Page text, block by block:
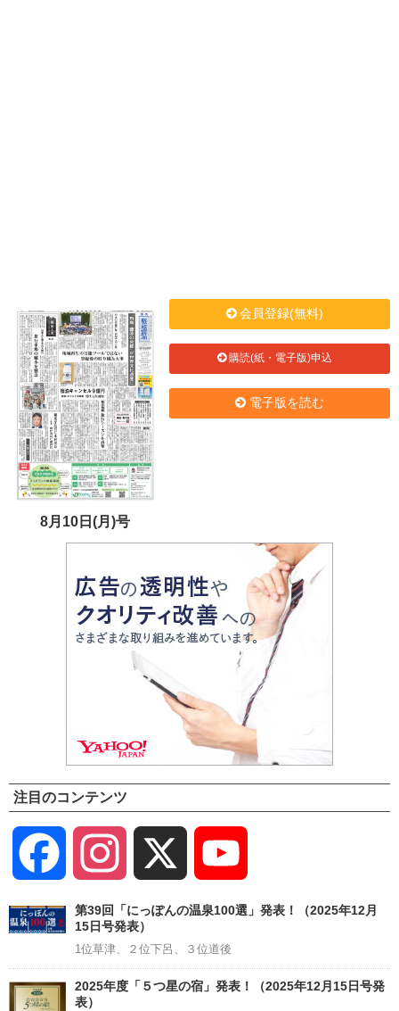
8月10日(月)号
会員登録(無料)
購読(紙・電子版)申込
電子版を読む
注目のコンテンツ
Facebook Instagram
Channel
第39回「にっぽんの温泉100選」発表！（2025年12月
15日号発表）
1位草津、２位下呂、３位道後
2025年度「５つ星の宿」発表！（2025年12月15日号発
表）